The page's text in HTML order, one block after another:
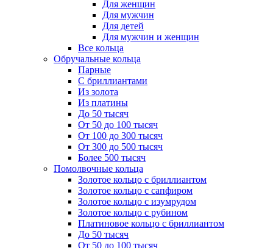
Для женщин
Для мужчин
Для детей
Для мужчин и женщин
Все кольца
Обручальные кольца
Парные
С бриллиантами
Из золота
Из платины
До 50 тысяч
От 50 до 100 тысяч
От 100 до 300 тысяч
От 300 до 500 тысяч
Более 500 тысяч
Помолвочные кольца
Золотое кольцо с бриллиантом
Золотое кольцо с сапфиром
Золотое кольцо с изумрудом
Золотое кольцо с рубином
Платиновое кольцо с бриллиантом
До 50 тысяч
От 50 до 100 тысяч